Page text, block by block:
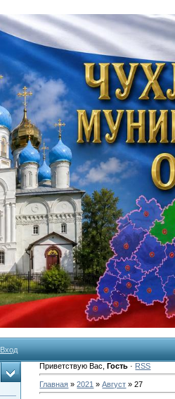
Вход
Приветствую Вас ,Гость · RSS
Главная »2021 » Август » 27